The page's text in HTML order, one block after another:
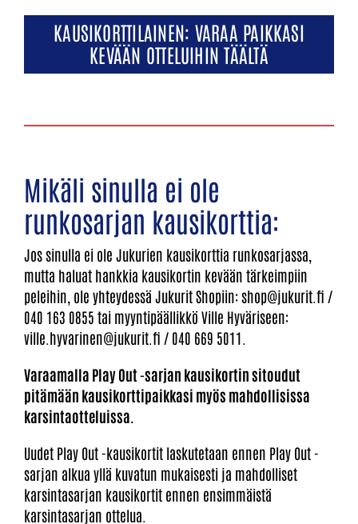
KAUSIKORTTILAINEN: VARAA PAIKKASI
KEVÄÄN OTTELUIHIN TÄÄLTÄ
Mikäli sinulla ei ole
runkosarjan kausikorttia:
Jos sinulla ei ole Jukurien kausikorttia runkosarjassa,
mutta haluat hankkia kausikortin kevään tärkeimpiin
peleihin, ole yhteydessä Jukurit Shopiin: shop@jukurit.fi /
040 163 0855 tai myyntipäällikkö Ville Hyväriseen:
ville.hyvarinen@jukurit.fi / 040 669 5011.
Varaamalla Play Out -sarjan kausikortin sitoudut
pitämään kausikorttipaikkasi myös mahdollisissa
karsintaotteluissa.
Uudet Play Out -kausikortit laskutetaan ennen Play Out -
sarjan alkua yllä kuvatun mukaisesti ja mahdolliset
karsintasarjan kausikortit ennen ensimmäistä
karsintasarjan ottelua.